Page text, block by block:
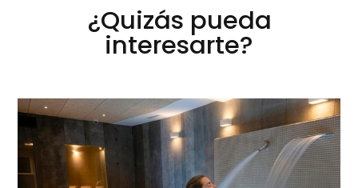
¿Quizás pueda
interesarte?